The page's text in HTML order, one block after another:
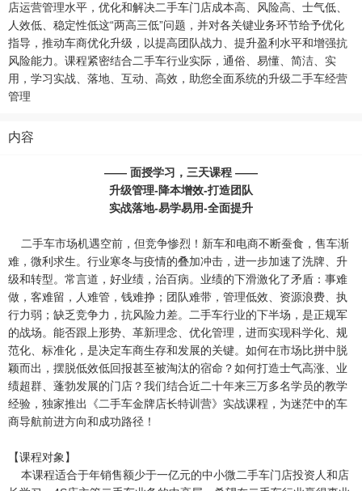
店运营管理水平，优化和解决二手车门店成本高、风险高、士气低、
人效低、稳定性低这“两高三低”问题，并对各关键业务环节给予优化
指导，推动车商优化升级，以提高团队战力、提升盈利水平和增强抗
风险能力。课程紧密结合二手车行业实际，通俗、易懂、简洁、实
用，学习实战、落地、互动、高效，助您全面系统的升级二手车经营
管理
内容
—— 面授学习，三天课程 ——
升级管理-降本增效-打造团队
实战落地-易学易用-全面提升
二手车市场机遇空前，但竞争惨烈！新车和电商不断蚕食，售车渐
难，微利求生。行业寒冬与疫情的叠加冲击，进一步加速了洗牌、升
级和转型。常言道，好业绩，治百病。业绩的下滑激化了矛盾：事难
做，客难留，人难管，钱难挣；团队难带，管理低效、资源浪费、执
行力弱；缺乏竞争力，抗风险力差。二手车行业的下半场，是正规军
的战场。能否跟上形势、革新理念、优化管理，进而实现科学化、规
范化、标准化，是决定车商生存和发展的关键。如何在市场比拼中脱
颖而出，摆脱低效低回报甚至被淘汰的宿命？如何打造士气高涨、业
绩超群、蓬勃发展的门店？我们结合近二十年来三万多名学员的教学
经验，独家推出《二手车金牌店长特训营》实战课程，为迷茫中的车
商导航前进方向和成功路径！
【课程对象】
本课程适合于年销售额少于一亿元的中小微二手车门店投资人和店